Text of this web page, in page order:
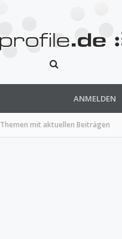
Themen mit aktuellen Beiträgen
ANMELDEN